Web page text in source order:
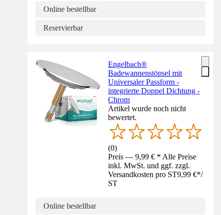
Online bestellbar
Reservierbar
Engelbach®
Badewannenstöpsel mit
Universaler Passform -
integrierte Doppel Dichtung -
Chrom
Artikel wurde noch nicht
bewertet.
(0)
Preis — 9,99 € * Alle Preise
inkl. MwSt. und ggf. zzgl.
Versandkosten pro ST9,99 €*/
ST
Online bestellbar